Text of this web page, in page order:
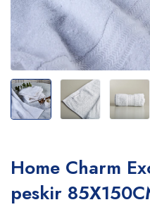
Home Charm
peskir